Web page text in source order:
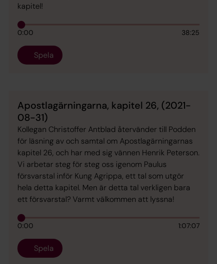
kapitel!
0:00 38:25
Spela
Apostlagärningarna, kapitel 26, (2021-
08-31)
Kollegan Christoffer Antblad återvänder till Podden
för läsning av och samtal om Apostlagärningarnas
kapitel 26, och har med sig vännen Henrik Peterson.
Vi arbetar steg för steg oss igenom Paulus
försvarstal inför Kung Agrippa, ett tal som utgör
hela detta kapitel. Men är detta tal verkligen bara
ett försvarstal? Varmt välkommen att lyssna!
0:00 1:07:07
Spela